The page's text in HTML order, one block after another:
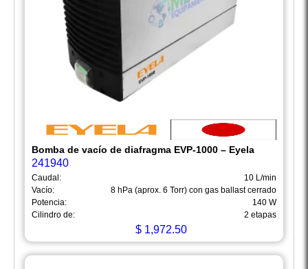
Bomba de vacío de diafragma EVP-1000 – Eyela
241940
Caudal:
10 L/min
Vacío:
8 hPa (aprox. 6 Torr) con gas ballast cerrado
Potencia:
140 W
Cilindro de:
2 etapas
$1,972.50